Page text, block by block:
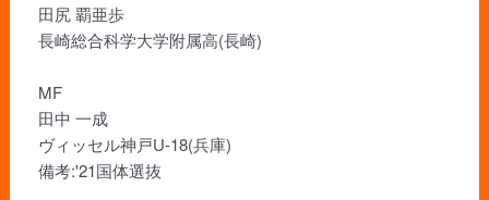
田尻 覇亜歩
長崎総合科学大学附属高(長崎)
MF
田中 一成
ヴィッセル神戸U-18(兵庫)
備考:'21国体選抜